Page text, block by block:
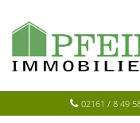
02161 / 8 49